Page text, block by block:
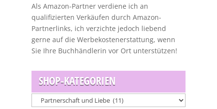
Als Amazon-Partner verdiene ich an
qualifizierten Verkäufen durch Amazon-
Partnerlinks, ich verzichte jedoch liebend
gerne auf die Werbekostenerstattung, wenn
Sie Ihre Buchhändlerin vor Ort unterstützen!
SHOP-KATEGORIEN